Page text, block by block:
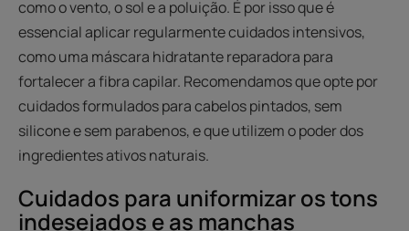
como o vento, o sol e a poluição. É por isso que é
essencial aplicar regularmente cuidados intensivos,
como uma máscara hidratante reparadora para
fortalecer a fibra capilar. Recomendamos que opte por
cuidados formulados para cabelos pintados, sem
silicone e sem parabenos, e que utilizem o poder dos
ingredientes ativos naturais.
Cuidados para uniformizar os tons
indesejados e as manchas